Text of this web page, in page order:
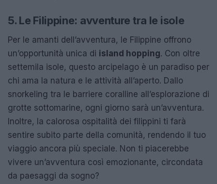
5. Le Filippine: avventure tra le isole
Per le amanti dell’avventura, le Filippine offrono
un’opportunità unica di island hopping. Con oltre
settemila isole, questo arcipelago è un paradiso per
chi ama la natura e le attività all’aperto. Dallo
snorkeling tra le barriere coralline all’esplorazione di
grotte sottomarine, ogni giorno sarà un’avventura.
Inoltre, la calorosa ospitalità dei filippini ti farà
sentire subito parte della comunità, rendendo il tuo
viaggio ancora più speciale. Non ti piacerebbe
vivere un’avventura così emozionante, circondata
da paesaggi da sogno?